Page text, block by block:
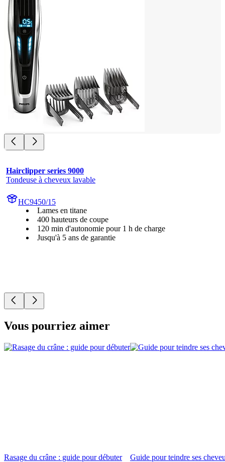
Hairclipper series 9000
Tondeuse à cheveux lavable
HC9450/15
Lames en titane
400 hauteurs de coupe
120 min d'autonomie pour 1 h de charge
Jusqu'à 5 ans de garantie
Vous pourriez aimer
Rasage du crâne : guide pour débuter Guide pour teindre ses